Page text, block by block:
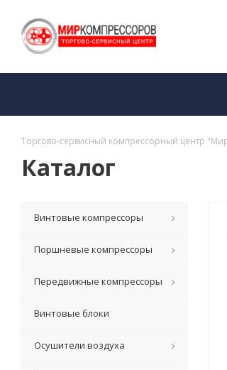
Торгово-сервисный компрессорный центр
Каталог
Винтовые компрессоры
Поршневые компрессоры
Передвижные компрессоры
Винтовые блоки
Осушители воздуха